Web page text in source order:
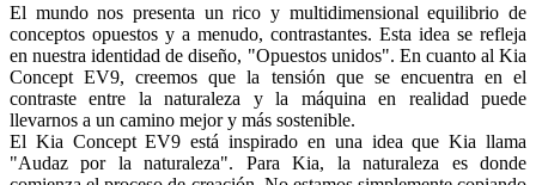
El mundo nos presenta un rico y multidimensional equilibrio de
conceptos opuestos y a menudo, contrastantes. Esta idea se refleja
en nuestra identidad de diseño, "Opuestos unidos". En cuanto al Kia
Concept EV9, creemos que la tensión que se encuentra en el
contraste entre la naturaleza y la máquina en realidad puede
llevarnos a un camino mejor y más sostenible.
El Kia Concept EV9 está inspirado en una idea que Kia llama
"Audaz por la naturaleza". Para Kia, la naturaleza es donde